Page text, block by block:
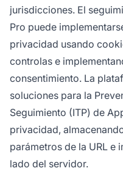
jurisdicciones. El
Pro puede
privacidad usando
controlas e
consentimiento. La
soluciones para la
Seguimiento (ITP) de
privacidad,
parámetros de la URL e
lado del servidor.